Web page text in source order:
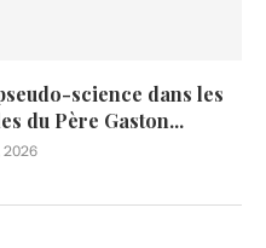
science dans les
du Père Gaston...
2026